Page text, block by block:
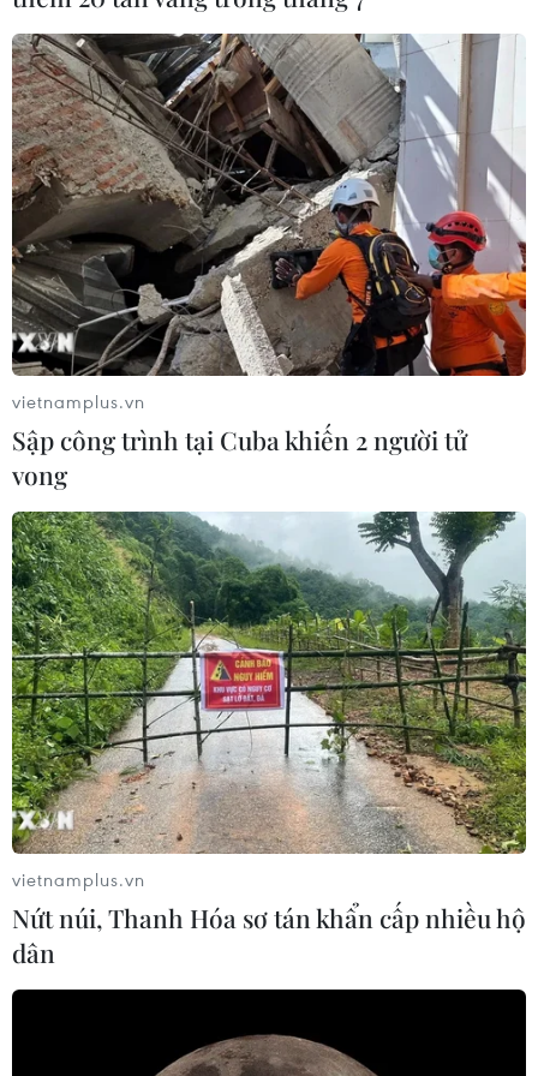
#tiêu thụ thép
#phải thải carbon
#thị trường thép
#thép xây dựng
Theo dõi VietnamPlus
TIN LIÊN QUAN
vietnamplus.vn
Sập công trình tại Cuba khiến 2 người tử
vong
vietnamplus.vn
Nứt núi, Thanh Hóa sơ tán khẩn cấp nhiều hộ
dân